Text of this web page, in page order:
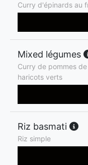
Curry d'épinards au
Mixed légumes
Curry de pommes
haricots verts
Riz basmati
Riz simple